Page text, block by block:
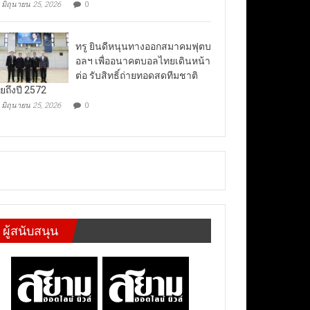
มิถุนายน 25, 2026 0
ทรู ยินดีหนุนทางออกสมาคมฟุตบ
อลฯ เพื่ออนาคตบอลไทยเดินหน้า
ต่อ รับสิทธิ์ถ่ายทอดสดทีมชาติ
ถึงปี 2572
มิถุนายน 25, 2026 0
ผู้สนับสนุน